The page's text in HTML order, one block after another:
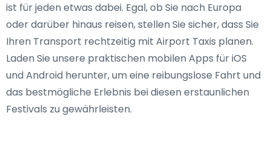
ist für jeden etwas dabei. Egal, ob Sie nach Europa
oder darüber hinaus reisen, stellen Sie sicher, dass Sie
Ihren Transport rechtzeitig mit Airport Taxis planen.
Laden Sie unsere praktischen mobilen Apps für iOS
und Android herunter, um eine reibungslose Fahrt und
das bestmögliche Erlebnis bei diesen erstaunlichen
Festivals zu gewährleisten.